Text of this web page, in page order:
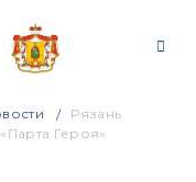
Рязань
Героя»